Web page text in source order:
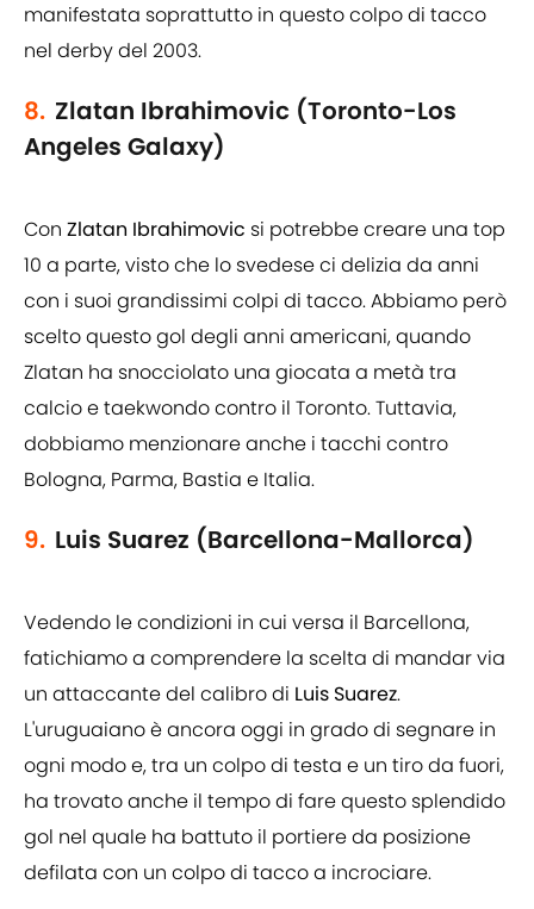
manifestata soprattutto in questo colpo di tacco
nel derby del 2003.
8. Zlatan Ibrahimovic (Toronto-Los
Angeles Galaxy)
Con Zlatan Ibrahimovic si potrebbe creare una top
10 a parte, visto che lo svedese ci delizia da anni
con i suoi grandissimi colpi di tacco. Abbiamo però
scelto questo gol degli anni americani, quando
Zlatan ha snocciolato una giocata a metà tra
calcio e taekwondo contro il Toronto. Tuttavia,
dobbiamo menzionare anche i tacchi contro
Bologna, Parma, Bastia e Italia.
9. Luis Suarez (Barcellona-Mallorca)
Vedendo le condizioni in cui versa il Barcellona,
fatichiamo a comprendere la scelta di mandar via
un attaccante del calibro di Luis Suarez.
L'uruguaiano è ancora oggi in grado di segnare in
ogni modo e, tra un colpo di testa e un tiro da fuori,
ha trovato anche il tempo di fare questo splendido
gol nel quale ha battuto il portiere da posizione
defilata con un colpo di tacco a incrociare.